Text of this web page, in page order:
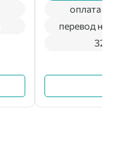
оплата
перевод на